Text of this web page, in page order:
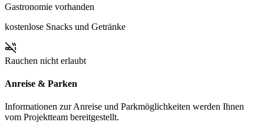
Gastronomie vorhanden
kostenlose Snacks und Getränke
Rauchen nicht erlaubt
Anreise & Parken
Informationen zur Anreise und Parkmöglichkeiten werden Ihnen
vom Projektteam bereitgestellt.